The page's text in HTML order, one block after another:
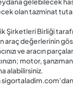
olan tazminat
Şirketleri Birliği
değerlerinin
ve aracın
motor,
alabilirsiniz.